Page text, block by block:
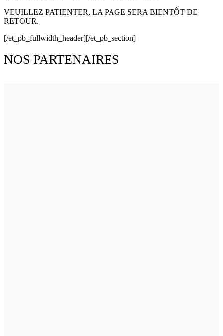
VEUILLEZ PATIENTER, LA PAGE SERA BIENTÔT DE
RETOUR.
[/et_pb_fullwidth_header][/et_pb_section]
NOS PARTENAIRES